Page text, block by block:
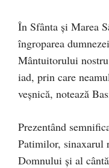
În Sfânta și Marea
îngroparea
Mântuitorului
iad, prin care
veșnică, notează
Prezentând
Patimilor, sinaxarul
Domnului și al